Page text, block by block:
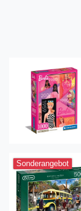
Sonderangebot